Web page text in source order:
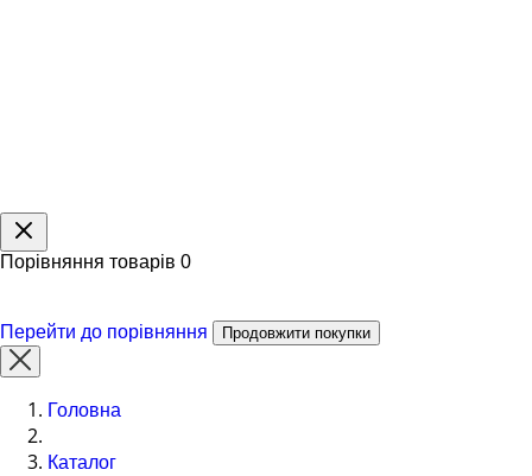
Порівняння товарів 0
Перейти до порівняння Продовжити покупки
Головна
Каталог